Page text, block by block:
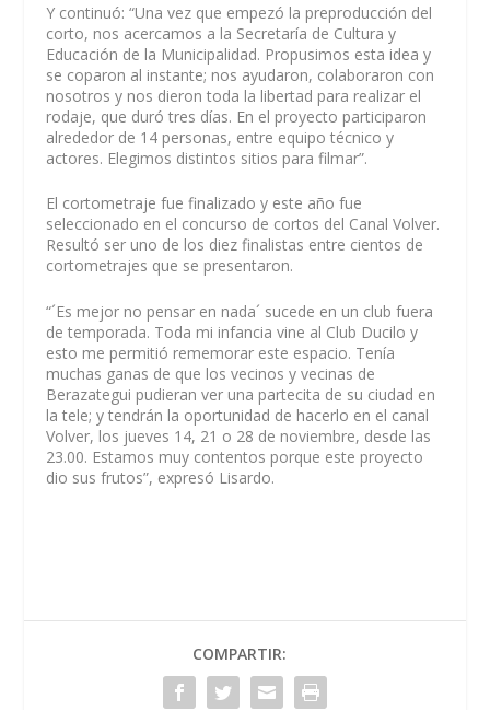
Y continuó: “Una vez que empezó la preproducción del
corto, nos acercamos a la Secretaría de Cultura y
Educación de la Municipalidad. Propusimos esta idea y
se coparon al instante; nos ayudaron, colaboraron con
nosotros y nos dieron toda la libertad para realizar el
rodaje, que duró tres días. En el proyecto participaron
alrededor de 14 personas, entre equipo técnico y
actores. Elegimos distintos sitios para filmar”.
El cortometraje fue finalizado y este año fue
seleccionado en el concurso de cortos del Canal Volver.
Resultó ser uno de los diez finalistas entre cientos de
cortometrajes que se presentaron.
“´Es mejor no pensar en nada´ sucede en un club fuera
de temporada. Toda mi infancia vine al Club Ducilo y
esto me permitió rememorar este espacio. Tenía
muchas ganas de que los vecinos y vecinas de
Berazategui pudieran ver una partecita de su ciudad en
la tele; y tendrán la oportunidad de hacerlo en el canal
Volver, los jueves 14, 21 o 28 de noviembre, desde las
23.00. Estamos muy contentos porque este proyecto
dio sus frutos”, expresó Lisardo.
COMPARTIR: